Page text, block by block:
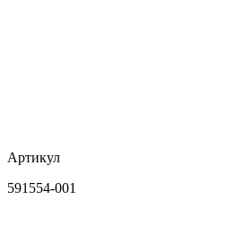
Артикул
591554-001